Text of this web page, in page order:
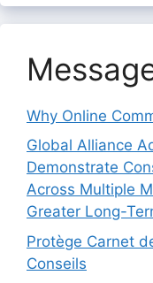
Why Online
Global Alliance
Demonstrate
Across Multiple
Greater Long-
Protège Carnet
Conseils